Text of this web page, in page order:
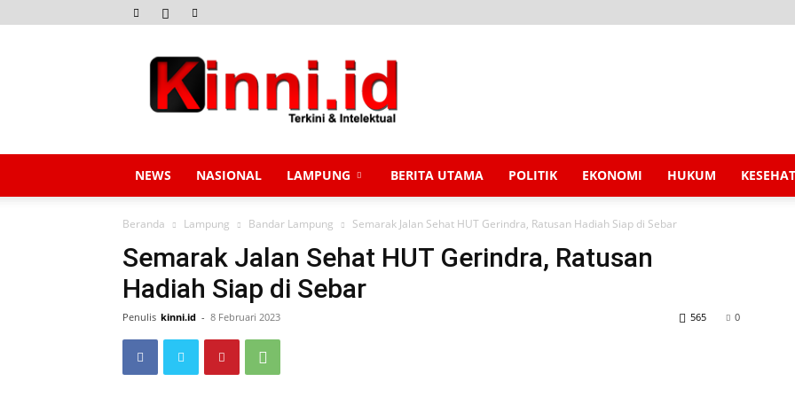
Kinni.id
NEWS NASIONAL LAMPUNG BERITA UTAMA POLITIK EKONOMI HUKUM
Beranda Lampung Bandar Lampung Semarak Jalan Sehat HUT Gerindra, Ratusan Hadiah Siap di Sebar
Semarak Jalan Sehat HUT Gerindra, Ratusan
Hadiah Siap di Sebar
Penulis kinni.id - 8 Februari 2023 0
565